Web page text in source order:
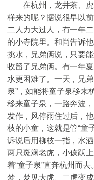
在杭州，龙井茶、
样来的呢？据说很早以
二人力大过人，有一年
的小寺院里。和尚告诉
挑水，兄弟俩说，只要
收留了兄弟俩。有一年
水更困难了。一天，兄
泉”，如能将童子泉移来
移来童子泉，一路奔波
发作，风停雨住过后，
枝的小童，这就是管“童
诉说后用柳枝一指，水
两只斑斓老虎，小孩跃
着“童子泉”直奔杭州而
梦，梦见大虎、二虎变